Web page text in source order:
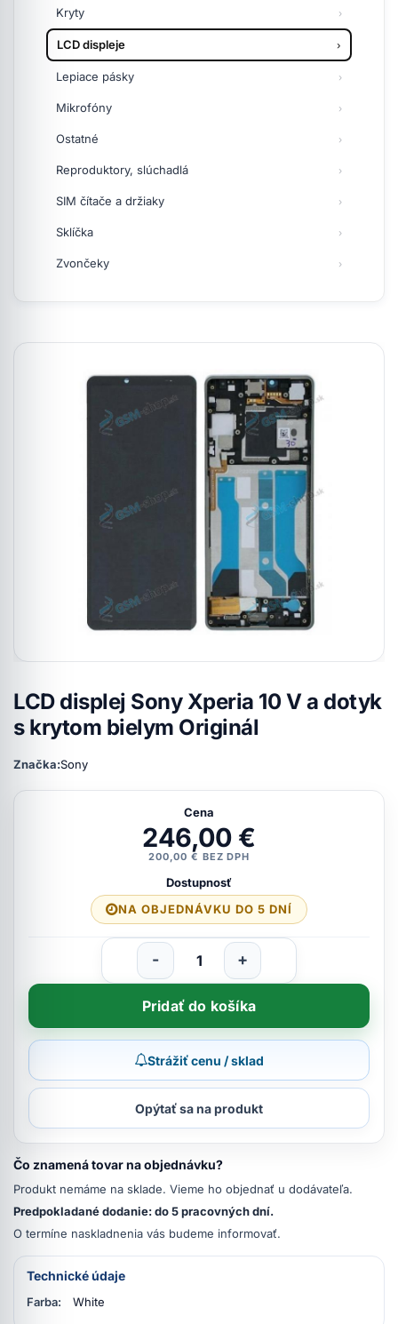
Kryty
LCD displeje
Lepiace pásky
Mikrofóny
Ostatné
Reproduktory, slúchadlá
SIM čítače a držiaky
Sklíčka
Zvončeky
LCD displej Sony Xperia 10 V a dotyk
s krytom bielym Originál
Značka:Sony
Cena
246,00 €
200,00 € BEZ DPH
Dostupnosť
NA OBJEDNÁVKU DO 5 DNÍ
- +
Pridať do košíka
Strážiť cenu / sklad
Opýtať sa na produkt
Čo znamená tovar na objednávku?
Produkt nemáme na sklade. Vieme ho objednať u dodávateľa.
Predpokladané dodanie: do 5 pracovných dní.
O termíne naskladnenia vás budeme informovať.
Technické údaje
Farba: White